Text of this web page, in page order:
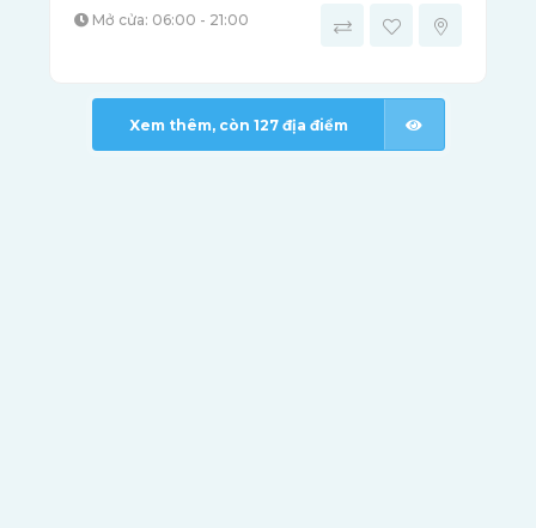
Mở cửa: 06:00 - 21:00
Xem thêm, còn 127địa điểm